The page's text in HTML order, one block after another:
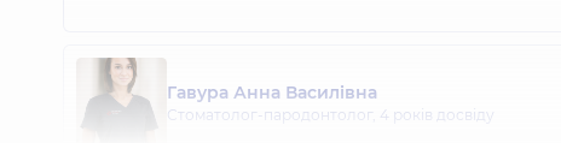
Гавура Анна Василівна
Стоматолог-пародонтолог, 4 років досвіду